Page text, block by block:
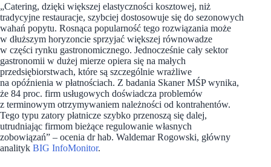
„Catering, dzięki większej elastyczności kosztowej, niż
tradycyjne restauracje, szybciej dostosowuje się do sezonowych
wahań popytu. Rosnąca popularność tego rozwiązania może
w dłuższym horyzoncie sprzyjać większej równowadze
w części rynku gastronomicznego. Jednocześnie cały sektor
gastronomii w dużej mierze opiera się na małych
przedsiębiorstwach, które są szczególnie wrażliwe
na opóźnienia w płatnościach. Z badania Skaner MŚP wynika,
że 84 proc. firm usługowych doświadcza problemów
z terminowym otrzymywaniem należności od kontrahentów.
Tego typu zatory płatnicze szybko przenoszą się dalej,
utrudniając firmom bieżące regulowanie własnych
zobowiązań” – ocenia dr hab. Waldemar Rogowski, główny
analityk BIG InfoMonitor.